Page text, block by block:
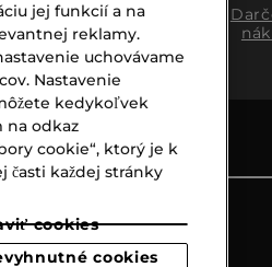
Expresný
osobný
odber
naše najnovšie novinky a
jej funkcií a na
reklamy.
uchovávame
Nastavenie
kedykoľvek
odkaz
cookie“, ktorý je k
časti každej stránky
cookies
cookies